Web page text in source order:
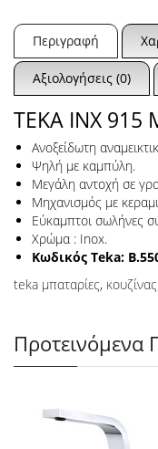
Περιγραφή
Αξιολογήσεις (0)
TEKA INX
Ανοξείδωτη
Ψηλή με καμπύλη.
Μεγάλη αντοχή σε
Μηχανισμός με
Εύκαμπτοι σωλήνες
Χρώμα : Inox.
Κωδικός Teka:
teka μπαταρίες, κουζίνας
Προτεινόμενα